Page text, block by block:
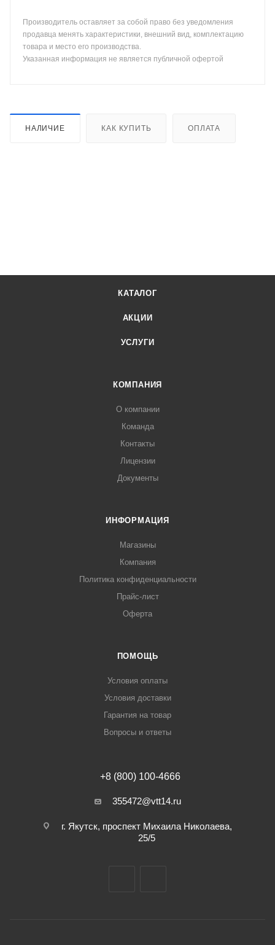
Производитель оставляет за собой право без уведомления
продавца менять характеристики, внешний вид, комплектацию
товара и место его производства.
Указанная информация не является публичной офертой
НАЛИЧИЕ КАК КУПИТЬ ОПЛАТА
КАТАЛОГ
АКЦИИ
УСЛУГИ
КОМПАНИЯ
О компании
Команда
Контакты
Лицензии
Документы
ИНФОРМАЦИЯ
Магазины
Компания
Политика конфиденциальности
Прайс-лист
Оферта
ПОМОЩЬ
Условия оплаты
Условия доставки
Гарантия на товар
Вопросы и ответы
+8 (800) 100-4666
355472@vtt14.ru
г. Якутск, проспект Михаила Николаева,
25/5